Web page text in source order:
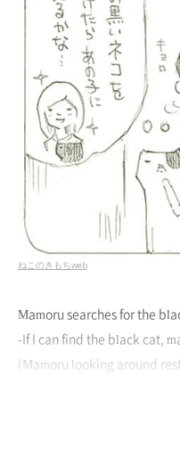
ねこのきもちweb
Mamoru searches for the
-If I can find the black cat,
(Mamoru looking around